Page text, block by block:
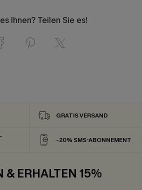
Ihnen? Teilen Sie es!
GRATIS VERSAND
-20% SMS-ABONNEMENT
ERHALTEN 15%